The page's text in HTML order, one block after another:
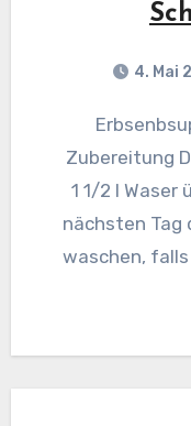
4. Mai
Erbsenbsuppe mit Schweinebauch
Zubereitung
1 1/2 l Waser
nächsten Tag
waschen,